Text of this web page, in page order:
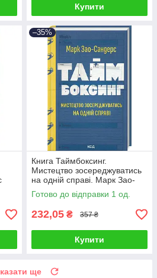
Купити
–35%
Книга Таймбоксинг.
Мистецтво зосереджуватись
на одній справі. Марк Зао-
Сандерс
Готово до відправки 1 од.
232,05 ₴ 357 ₴
Купити
ще